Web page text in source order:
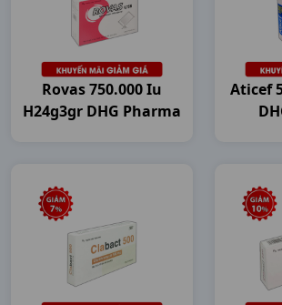
Rovas 750.000 Iu
H24g3gr DHG Pharma
Aticef